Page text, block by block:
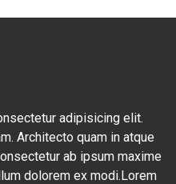
adipisicing elit.
Architecto quam in atque
ab ipsum maxime
dolorem ex modi.Lorem